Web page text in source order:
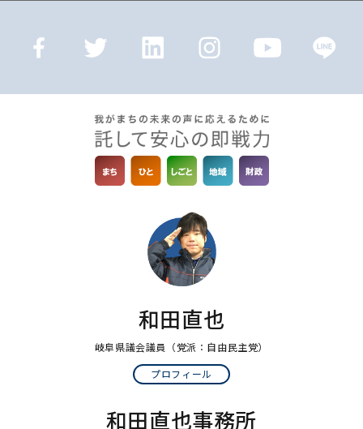
和田直也
岐阜県議会議員 （党派：自由民主党）
プロフィール
和田直也事務所